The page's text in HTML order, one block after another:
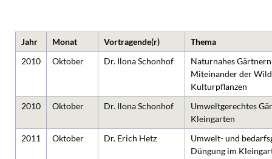
Jahr Monat Vortragende(r)
Thema
2010
Oktober Dr. Ilona Schonhof
Naturnahes
Miteinander der
Kulturpflanzen
2010
Oktober Dr. Ilona Schonhof
Umweltgerechtes
Kleingarten
2011
Oktober Dr. Erich Hetz
Umwelt- und
Düngung im